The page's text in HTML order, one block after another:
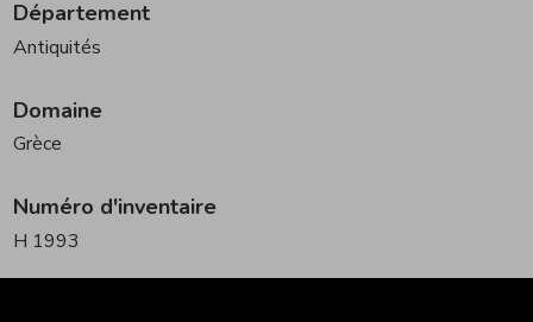
Département
Antiquités
Domaine
Grèce
Numéro d'inventaire
H 1993